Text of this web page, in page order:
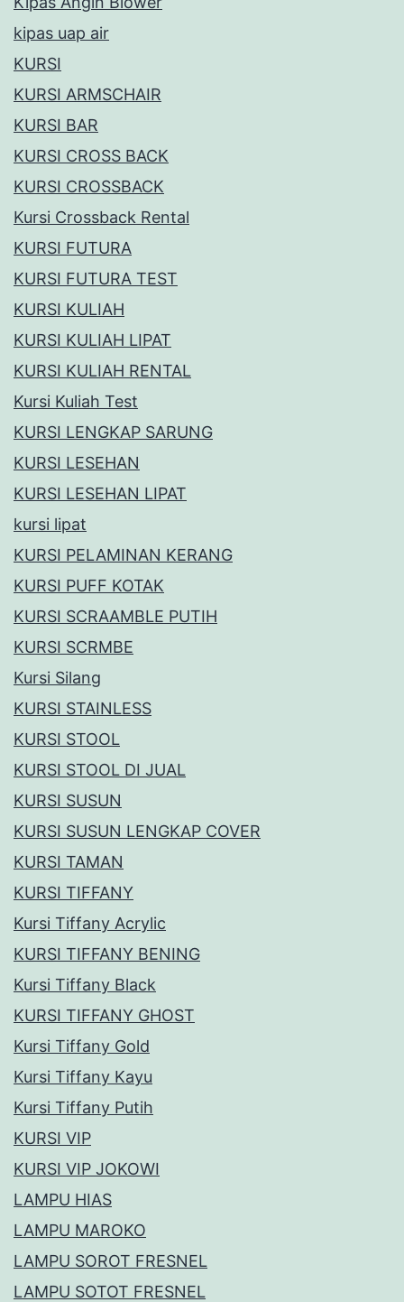
kipas uap air
KURSI
KURSI ARMSCHAIR
KURSI BAR
KURSI CROSS BACK
KURSI CROSSBACK
Kursi Crossback Rental
KURSI FUTURA
KURSI FUTURA TEST
KURSI KULIAH
KURSI KULIAH LIPAT
KURSI KULIAH RENTAL
Kursi Kuliah Test
KURSI LENGKAP SARUNG
KURSI LESEHAN
KURSI LESEHAN LIPAT
kursi lipat
KURSI PELAMINAN KERANG
KURSI PUFF KOTAK
KURSI SCRAAMBLE PUTIH
KURSI SCRMBE
Kursi Silang
KURSI STAINLESS
KURSI STOOL
KURSI STOOL DI JUAL
KURSI SUSUN
KURSI SUSUN LENGKAP COVER
KURSI TAMAN
KURSI TIFFANY
Kursi Tiffany Acrylic
KURSI TIFFANY BENING
Kursi Tiffany Black
KURSI TIFFANY GHOST
Kursi Tiffany Gold
Kursi Tiffany Kayu
Kursi Tiffany Putih
KURSI VIP
KURSI VIP JOKOWI
LAMPU HIAS
LAMPU MAROKO
LAMPU SOROT FRESNEL
LAMPU SOTOT FRESNEL